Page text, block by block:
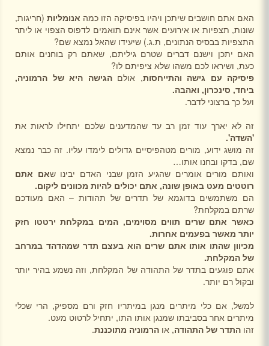
האם אתם חושבים שיתכן ויהיו בפיסיקה הזו כמה אנומליות (חריגות,
שונות, תצפיות או אירועים אשר אינם תואמים לדפוס הצפוי או ליתר
התצפיות בבסיס הנתונים, ת.ג.) שיעידו שהאל נמצא שם?
האם יתכן וישנם דברים שטרם גיליתם, שאתם רק בוחנים אותם
כעת, ושיראו לכם משהו שלא ציפיתם לו?
פיסיקה עם גישה והתייחסות, אולם הגישה היא של הרמוניה,
ביחד, סינכרון, ואהבה.
ועל כך ברצוני לדבר.
זה לא יארך עוד זמן רב עד שהמדענים שלכם יתחילו לראות את
'השדה'.
זה מושג ידוע, מורים מטהפיסיים גדולים לימדו עליו. זה כבר נמצא
שם, בדקו ובחנו אותו…
ואותם מורים אומרים שהגיע הזמן שבני האדם יבינו שאם אתם
רוטטים מעט באופן שונה, אתם יכולים להיות מכוונים ליקום.
הם משתמשים בדוגמא של תדרים של תהודות – האם מעודכם
שרתם במקלחת?
כאשר אתם שרים תווים מסוימים, המים במקלחת ירטטו חזק
יותר מאשר בפעמים אחרות.
מכיוון שהתו אותו אתם שרים הוא בעצם תדר שמהדהד במרחב
של המקלחת.
אתם פוגעים בתדר של התהודה של המקלחת, וזה נשמע בהיר יותר
ובקול רם יותר.
למשל, אם כלי מיתרים מנגן במיתריו חזק ורם מספיק, הרי שכלי
מיתרים אחר בסביבתו שמנגן אותו התו, יתחיל לרטוט מעט.
זהו התדר של התהודה, או הרמוניה מתוכננת.